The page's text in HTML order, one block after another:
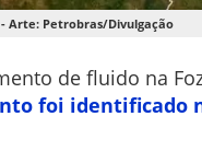
Arte: Petrobras/Divulgação
de fluido na
foi identificado